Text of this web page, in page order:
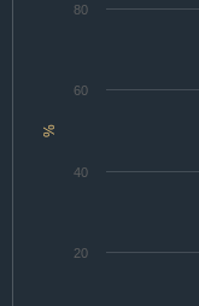
%
20
40
60
80